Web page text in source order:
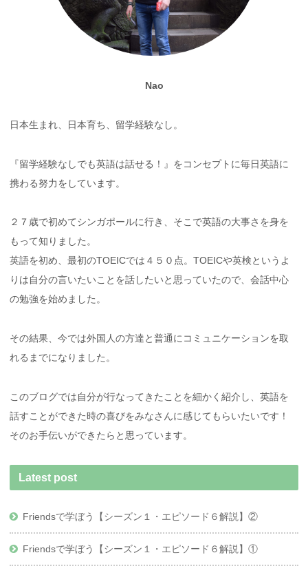
Nao
日本生まれ、日本育ち、留学経験なし。
『留学経験なしでも英語は話せる！』をコンセプトに毎日英語に
携わる努力をしています。
２７歳で初めてシンガポールに行き、そこで英語の大事さを身を
もって知りました。
英語を初め、最初のTOEICでは４５０点。TOEICや英検というよ
りは自分の言いたいことを話したいと思っていたので、会話中心
の勉強を始めました。
その結果、今では外国人の方達と普通にコミュニケーションを取
れるまでになりました。
このブログでは自分が行なってきたことを細かく紹介し、英語を
話すことができた時の喜びをみなさんに感じてもらいたいです！
そのお手伝いができたらと思っています。
Latest post
Friendsで学ぼう【シーズン１・エピソード６解説】②
Friendsで学ぼう【シーズン１・エピソード６解説】①